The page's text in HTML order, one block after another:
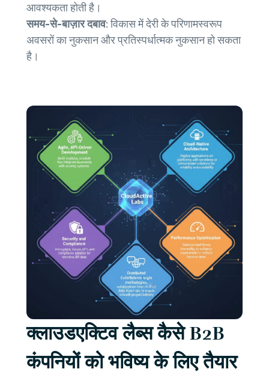
आवश्यकता होती है।
समय-से-बाज़ार दबाव:विकास में देरी के परिणामस्वरूप
अवसरों का नुकसान और प्रतिस्पर्धात्मक नुकसान हो सकता
है।
क्लाउडएक्टिव लैब्स कैसे B2B
कंपनियों को भविष्य के लिए तैयार